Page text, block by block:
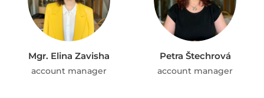
Mgr. Elina Zavisha
account manager
Petra Štechrová
account manager